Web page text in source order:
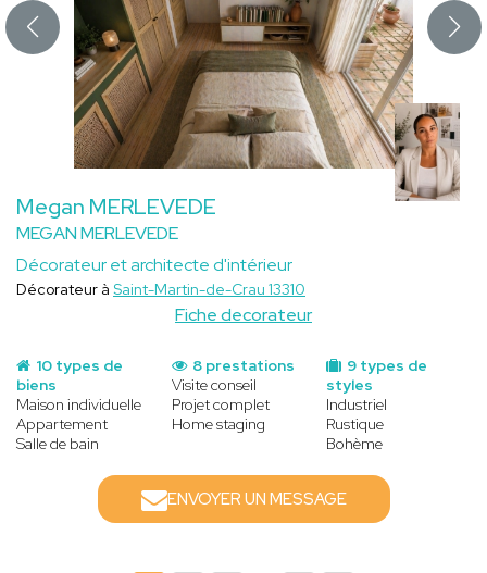
Megan MERLEVEDE
MEGAN MERLEVEDE
Décorateur et architecte d'intérieur
Fiche decorateur
Décorateur à Saint-Martin-de-Crau 13310
10 types de
biens
Maison individuelle
Appartement
Salle de bain
9 types de
styles
Industriel
Rustique
Bohème
8 prestations
Visite conseil
Projet complet
Home staging
ENVOYER UN MESSAGE